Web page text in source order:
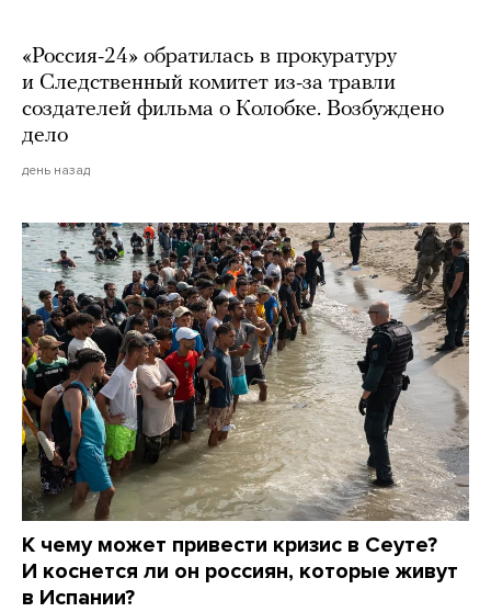
«Россия-24» обратилась в прокуратуру
и Следственный комитет из-за травли
создателей фильма о Колобке. Возбуждено
дело
день назад
К чему может привести кризис в Сеуте?
И коснется ли он россиян, которые живут
в Испании?